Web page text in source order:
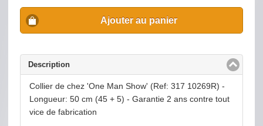
Ajouter au panier
Descriptionclick to collapse contents
Collier de chez 'One Man Show' (Ref: 317 10269R) -
Longueur: 50 cm (45 + 5) - Garantie 2 ans contre tout
vice de fabrication